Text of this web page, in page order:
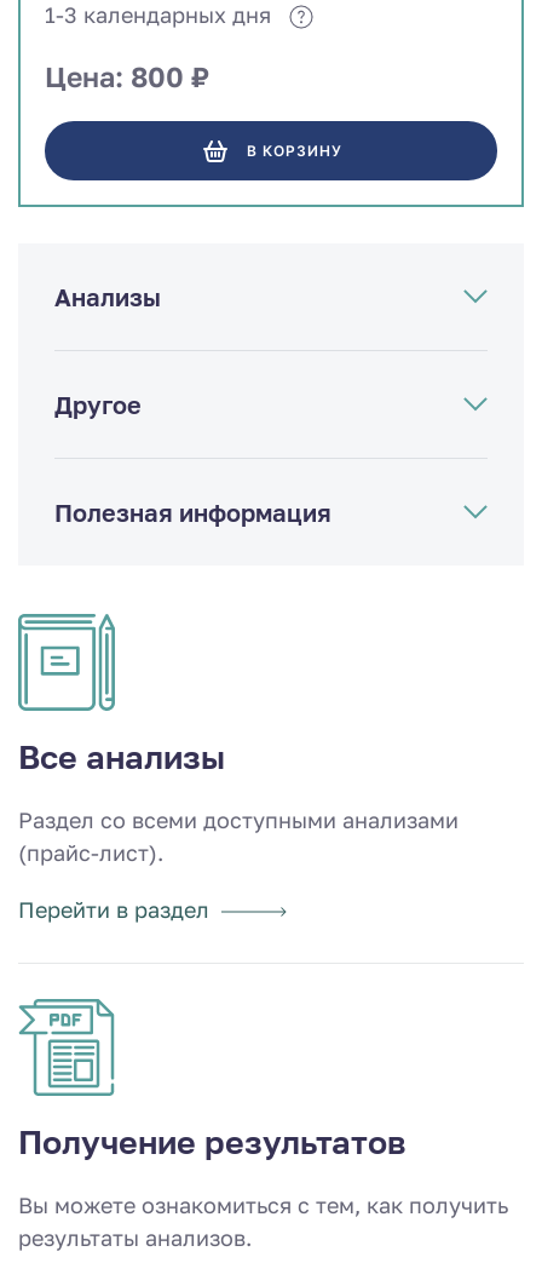
Анализы
Другое
Полезная информация
1-3 календарных дня
Цена: 800 ₽
В КОРЗИНУ
Все анализы
Раздел со всеми доступными анализами
(прайс-лист).
Перейти в раздел
Получение результатов
Вы можете ознакомиться с тем, как получить
результаты анализов.